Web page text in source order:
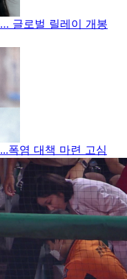
글로벌 릴레이 개봉
폭염 대책 마련 고심